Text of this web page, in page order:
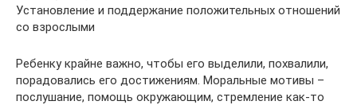
Установление и поддержание положительных отношений
со взрослыми
Ребенку крайне важно, чтобы его выделили, похвалили,
порадовались его достижениям. Моральные мотивы –
послушание, помощь окружающим, стремление как-то